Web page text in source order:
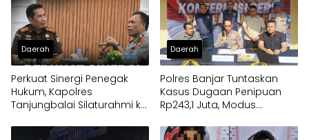
Daerah
Perkuat Sinergi Penegak
Hukum, Kapolres
Tanjungbalai Silaturahmi ke
Daerah
Polres Banjar Tuntaskan
Kasus Dugaan Penipuan
Rp243,1 Juta, Modus
Program MBG